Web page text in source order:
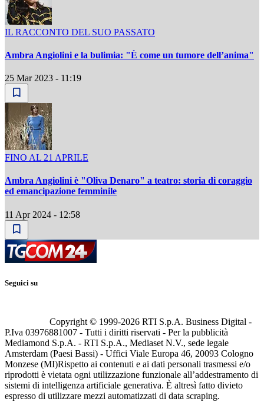
IL RACCONTO DEL SUO PASSATO
Ambra Angiolini e la bulimia: "È come un tumore dell’anima"
25 Mar 2023 - 11:19
FINO AL 21 APRILE
Ambra Angiolini è "Oliva Denaro" a teatro: storia di coraggio
ed emancipazione femminile
11 Apr 2024 - 12:58
Seguici su
Copyright © 1999-2026 RTI S.p.A. Business Digital -
P.Iva 03976881007 - Tutti i diritti riservati - Per la pubblicità
Mediamond S.p.A. - RTI S.p.A., Mediaset N.V., sede legale
Amsterdam (Paesi Bassi) - Uffici Viale Europa 46, 20093 Cologno
Monzese (MI)Rispetto ai contenuti e ai dati personali trasmessi e/o
riprodotti è vietata ogni utilizzazione funzionale all’addestramento di
sistemi di intelligenza artificiale generativa. È altresì fatto divieto
espresso di utilizzare mezzi automatizzati di data scraping.